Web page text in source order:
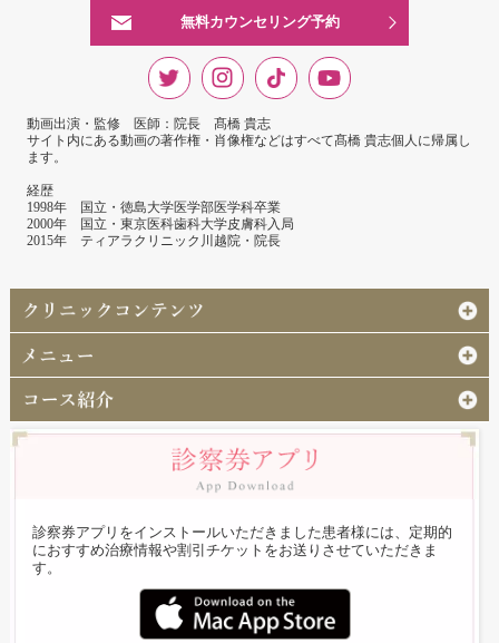
無料カウンセリング予約
動画出演・監修 医師：院長 髙橋 貴志
サイト内にある動画の著作権・肖像権などはすべて髙橋 貴志個人に帰属し
ます。
経歴
1998年 国立・徳島大学医学部医学科卒業
2000年 国立・東京医科歯科大学皮膚科入局
2015年 ティアラクリニック川越院・院長
診察券アプリをインストールいただきました患者様には、定期的
におすすめ治療情報や割引チケットをお送りさせていただきま
す。